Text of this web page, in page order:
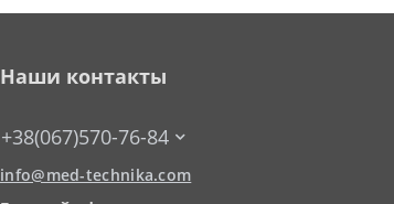
Наши контакты
+38(067)570-76-84
info@med-technika.com